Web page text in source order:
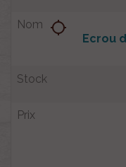
Ecrou
location_searching